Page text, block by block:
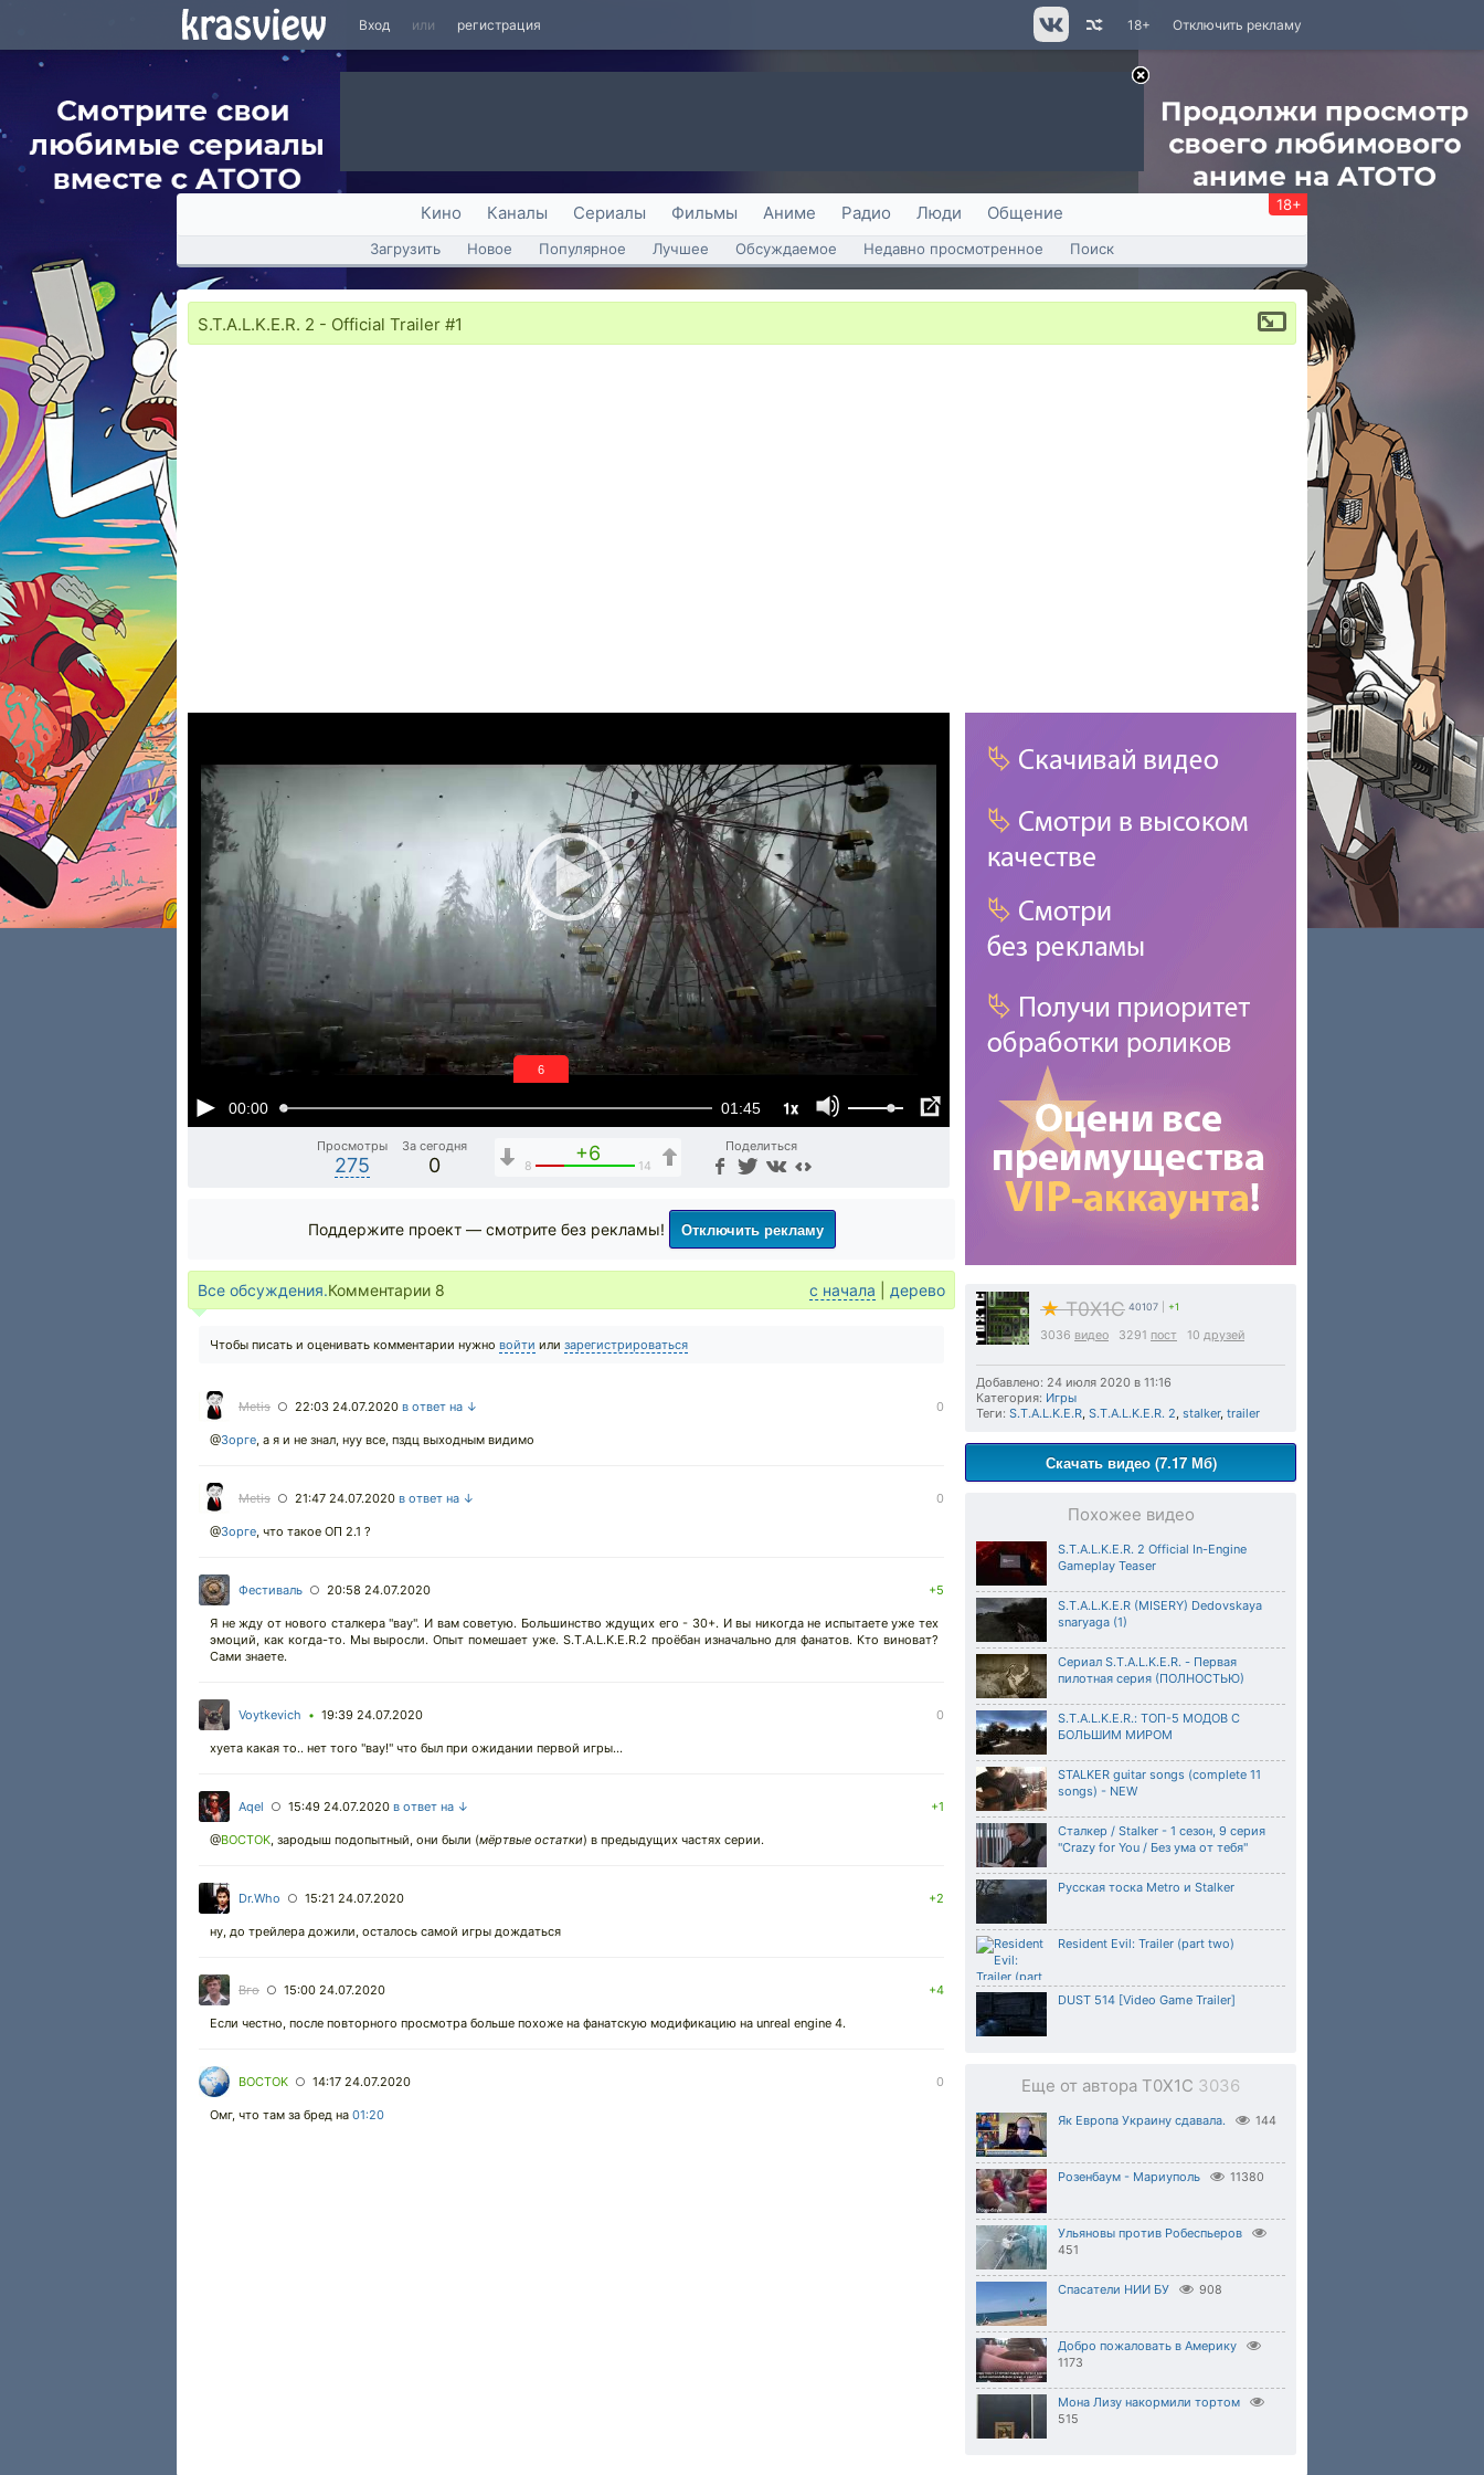
Вход или регистрация Отключить рекламу
18+
Кино Каналы Сериалы Фильмы Аниме Радио Люди Общение 18+
Загрузить Новое Популярное Лучшее Обсуждаемое Недавно просмотренное Поиск
S.T.A.L.K.E.R. 2 - Official Trailer #1
00:00 01:45 1x
6
Просмотры
275
За сегодня
0
+6
8 14
Поделиться
★T0X1C 40107 +1
3036 видео 3291 пост 10 друзей
Добавлено: 24 июля 2020 в 11:16
Категория: Игры
Теги: S.T.A.L.K.E.R, S.T.A.L.K.E.R. 2, stalker, trailer
Скачать видео (7.17 Мб)
Похожее видео
S.T.A.L.K.E.R. 2 Official In-Engine
Gameplay Teaser
S.T.A.L.K.E.R (MISERY) Dedovskaya
snaryaga (1)
Сериал S.T.A.L.K.E.R. - Первая
пилотная серия (ПОЛНОСТЬЮ)
S.T.A.L.K.E.R.: ТОП-5 МОДОВ С
БОЛЬШИМ МИРОМ
STALKER guitar songs (complete 11
songs) - NEW
Сталкер / Stalker - 1 сезон, 9 серия
"Crazy for You / Без ума от тебя"
Русская тоска Metro и Stalker
Resident Evil: Trailer (part two)
DUST 514 [Video Game Trailer]
Еще от автора T0X1C 3036
Як Европа Украину сдавала. 144
Розенбаум - Мариуполь 11380
Ульяновы против Робеспьеров
451
Спасатели НИИ БУ 908
Добро пожаловать в Америку
1173
Мона Лизу накормили тортом
515
Поддержите проект — смотрите без рекламы! Отключить рекламу
Все обсуждения.Комментарии 8 с начала дерево
Чтобы писать и оценивать комментарии нужно войти или зарегистрироваться
Metis ○ 22:03 24.07.2020 в ответ на ↓ 0
@Зорге, а я и не знал, нуу все, пздц выходным видимо
Metis ○ 21:47 24.07.2020 в ответ на ↓ 0
@Зорге, что такое ОП 2.1 ?
Фестиваль ○ 20:58 24.07.2020 +5
Я не жду от нового сталкера "вау". И вам советую. Большинство ждущих его - 30+. И вы никогда не испытаете уже тех
эмоций, как когда-то. Мы выросли. Опыт помешает уже. S.T.A.L.K.E.R.2 проёбан изначально для фанатов. Кто виноват?
Сами знаете.
Voytkevich • 19:39 24.07.2020 0
хуета какая то.. нет того "вау!" что был при ожидании первой игры...
Aqel ○ 15:49 24.07.2020 в ответ на ↓ +1
@BOCTOK, зародыш подопытный, они были (мёртвые остатки) в предыдущих частях серии.
Dr.Who ○ 15:21 24.07.2020 +2
ну, до трейлера дожили, осталось самой игры дождаться
Вго ○ 15:00 24.07.2020 +4
Если честно, после повторного просмотра больше похоже на фанатскую модификацию на unreal engine 4.
BOCTOK ○ 14:17 24.07.2020 0
Омг, что там за бред на 01:20